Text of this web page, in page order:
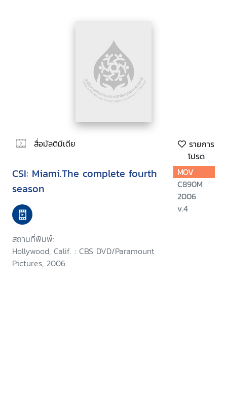
สื่อมัลติมีเดีย
รายการ
โปรด
CSI: Miami.The complete fourth
season
สถานที่พิมพ์:
Hollywood, Calif. : CBS DVD/Paramount
Pictures, 2006.
MOV
C890M
2006
v.4